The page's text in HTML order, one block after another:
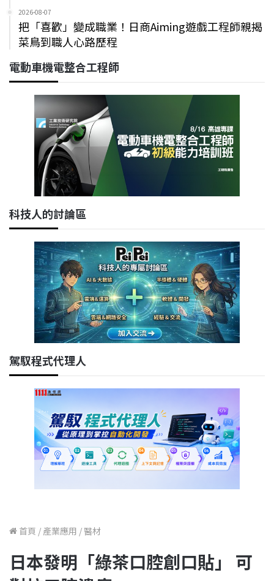
2026-08-07
把「喜歡」變成職業！日商Aiming遊戲工程師親揭
菜鳥到職人心路歷程
電動車機電整合工程師
科技人的討論區
駕馭程式代理人